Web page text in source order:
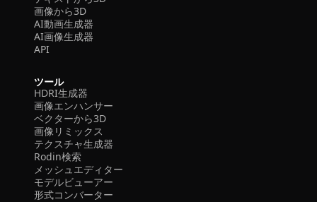
画像から3D
AI動画生成器
AI画像生成器
API
ツール
HDRI生成器
画像エンハンサー
ベクターから3D
画像リミックス
テクスチャ生成器
Rodin検索
メッシュエディター
モデルビューアー
形式コンバーター